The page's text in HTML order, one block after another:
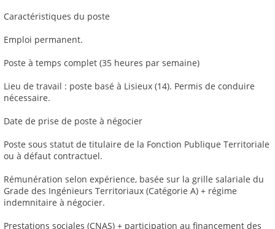
Caractéristiques du poste
Emploi permanent.
Poste à temps complet (35 heures par semaine)
Lieu de travail : poste basé à Lisieux (14). Permis de conduire
nécessaire.
Date de prise de poste à négocier
Poste sous statut de titulaire de la Fonction Publique Territoriale
ou à défaut contractuel.
Rémunération selon expérience, basée sur la grille salariale du
Grade des Ingénieurs Territoriaux (Catégorie A) + régime
indemnitaire à négocier.
Prestations sociales (CNAS) + participation au financement des